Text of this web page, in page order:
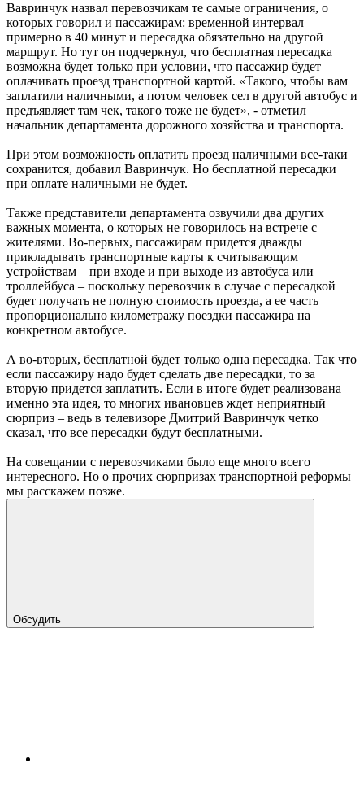
Вавринчук назвал перевозчикам те самые ограничения, о
которых говорил и пассажирам: временной интервал
примерно в 40 минут и пересадка обязательно на другой
маршрут. Но тут он подчеркнул, что бесплатная пересадка
возможна будет только при условии, что пассажир будет
оплачивать проезд транспортной картой. «Такого, чтобы вам
заплатили наличными, а потом человек сел в другой автобус и
предъявляет там чек, такого тоже не будет», - отметил
начальник департамента дорожного хозяйства и транспорта.
При этом возможность оплатить проезд наличными все-таки
сохранится, добавил Вавринчук. Но бесплатной пересадки
при оплате наличными не будет.
Также представители департамента озвучили два других
важных момента, о которых не говорилось на встрече с
жителями. Во-первых, пассажирам придется дважды
прикладывать транспортные карты к считывающим
устройствам – при входе и при выходе из автобуса или
троллейбуса – поскольку перевозчик в случае с пересадкой
будет получать не полную стоимость проезда, а ее часть
пропорционально километражу поездки пассажира на
конкретном автобусе.
А во-вторых, бесплатной будет только одна пересадка. Так что
если пассажиру надо будет сделать две пересадки, то за
вторую придется заплатить. Если в итоге будет реализована
именно эта идея, то многих ивановцев ждет неприятный
сюрприз – ведь в телевизоре Дмитрий Вавринчук четко
сказал, что все пересадки будут бесплатными.
На совещании с перевозчиками было еще много всего
интересного. Но о прочих сюрпризах транспортной реформы
мы расскажем позже.
Обсудить